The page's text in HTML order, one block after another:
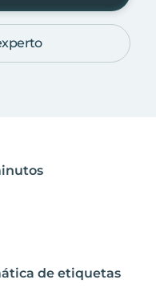
de etiquetas